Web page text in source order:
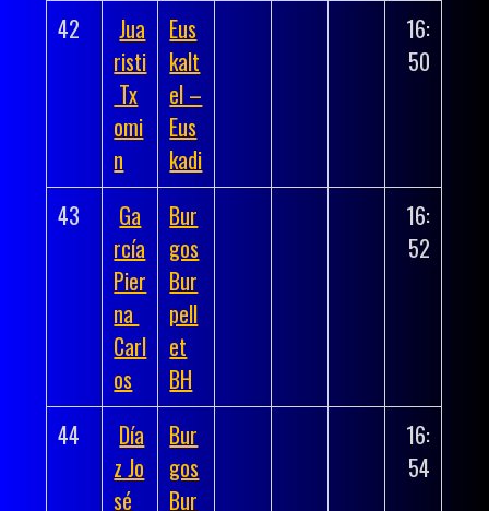
42
Jua
risti
Tx
omi
n
Eus
kalt
el –
Eus
kadi
16:
50
43
Ga
rcía
Pier
na
Carl
os
Bur
gos
Bur
pell
et
BH
16:
52
44
Día
z Jo
sé
Bur
gos
Bur
16:
54